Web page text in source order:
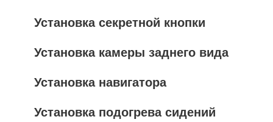
Установка секретной кнопки
Установка камеры заднего вида
Установка навигатора
Установка подогрева сидений